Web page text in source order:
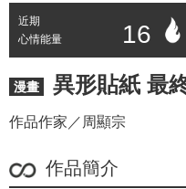
近期
心情能量
16
漫畫 異形貼紙 最
作品作家／周顯宗
作品簡介